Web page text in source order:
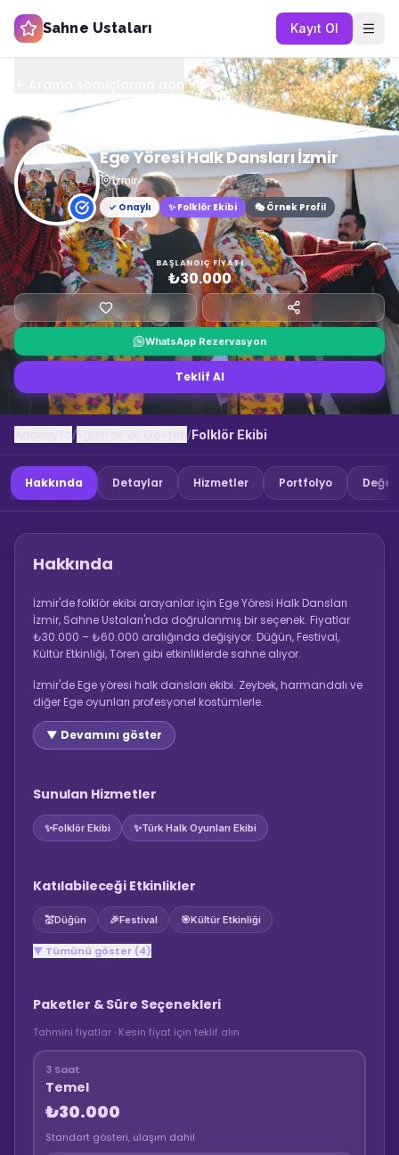
Sahne Ustaları Kayıt Ol
Ege Yöresi Halk Dansları İzmir
İzmir
✓ Onaylı
✨ Folklör Ekibi 🎭 Örnek Profil
BAŞLANGIÇ FIYATI
₺30.000
WhatsApp Rezervasyon
Teklif Al
/ /Folklör Ekibi
Hakkında Detaylar Hizmetler Portfolyo
Hakkında
İzmir'de folklör ekibi arayanlar için Ege Yöresi Halk Dansları
İzmir, Sahne Ustaları'nda doğrulanmış bir seçenek. Fiyatlar
₺30.000 – ₺60.000 aralığında değişiyor. Düğün, Festival,
Kültür Etkinliği, Tören gibi etkinliklerde sahne alıyor.
İzmir'de Ege yöresi halk dansları ekibi. Zeybek, harmandalı ve
diğer Ege oyunları profesyonel kostümlerle.
▼ Devamını göster
Sunulan Hizmetler
✨Folklör Ekibi ✨Türk Halk Oyunları Ekibi
Katılabileceği Etkinlikler
💒Düğün 🎉Festival 🎯Kültür Etkinliği
▼ Tümünü göster (4)
Paketler & Süre Seçenekleri
Tahmini fiyatlar · Kesin fiyat için teklif alın
3 Saat
Temel
₺30.000
Standart gösteri, ulaşım dahil